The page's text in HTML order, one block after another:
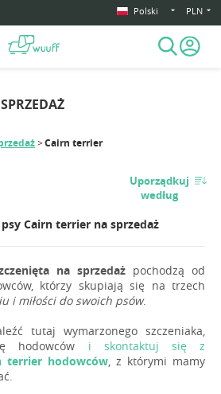
Polski PLN
Cairn terrier
Uporządkuj
według
Cairn terrier na sprzedaż
na sprzedaż pochodzą od
którzy skupiają się na trzech
i miłości do swoich psów.
tutaj wymarzonego szczeniaka,
hodowców i skontaktuj się z
terrier hodowców, z którymi mamy